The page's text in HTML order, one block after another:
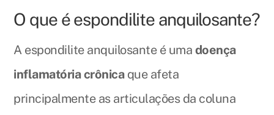
O que é espondilite anquilosante?
A espondilite anquilosante é uma doença
inflamatória crônicaque afeta
principalmente as articulações da coluna